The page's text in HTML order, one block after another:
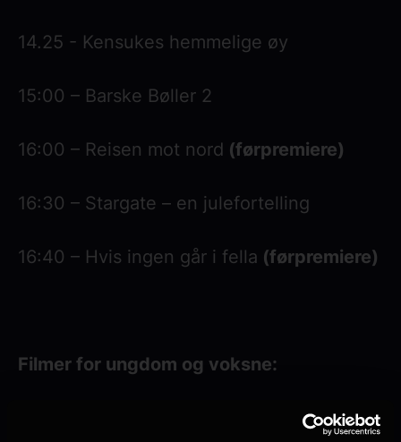
14.25 - Kensukes hemmelige øy
15:00 – Barske Bøller 2
16:00 – Reisen mot nord (førpremiere)
16:30 – Stargate – en julefortelling
16:40 – Hvis ingen går i fella (førpremiere)
Filmer for ungdom og voksne: